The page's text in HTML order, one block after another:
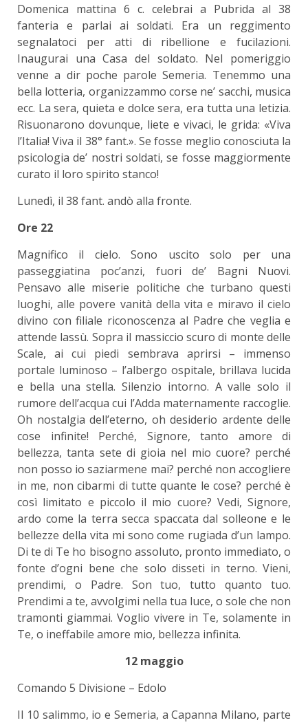
Domenica mattina 6 c. celebrai a Pubrida al 38
fanteria e parlai ai soldati. Era un reggimento
segnalatoci per atti di ribellione e fucilazioni.
Inaugurai una Casa del soldato. Nel pomeriggio
venne a dir poche parole Semeria. Tenemmo una
bella lotteria, organizzammo corse ne’ sacchi, musica
ecc. La sera, quieta e dolce sera, era tutta una letizia.
Risuonarono dovunque, liete e vivaci, le grida: «Viva
l’Italia! Viva il 38° fant.». Se fosse meglio conosciuta la
psicologia de’ nostri soldati, se fosse maggiormente
curato il loro spirito stanco!
Lunedì, il 38 fant. andò alla fronte.
Ore 22
Magnifico il cielo. Sono uscito solo per una
passeggiatina poc’anzi, fuori de’ Bagni Nuovi.
Pensavo alle miserie politiche che turbano questi
luoghi, alle povere vanità della vita e miravo il cielo
divino con filiale riconoscenza al Padre che veglia e
attende lassù. Sopra il massiccio scuro di monte delle
Scale, ai cui piedi sembrava aprirsi – immenso
portale luminoso – l’albergo ospitale, brillava lucida
e bella una stella. Silenzio intorno. A valle solo il
rumore dell’acqua cui l’Adda maternamente raccoglie.
Oh nostalgia dell’eterno, oh desiderio ardente delle
cose infinite! Perché, Signore, tanto amore di
bellezza, tanta sete di gioia nel mio cuore? perché
non posso io saziarmene mai? perché non accogliere
in me, non cibarmi di tutte quante le cose? perché è
così limitato e piccolo il mio cuore? Vedi, Signore,
ardo come la terra secca spaccata dal solleone e le
bellezze della vita mi sono come rugiada d’un lampo.
Di te di Te ho bisogno assoluto, pronto immediato, o
fonte d’ogni bene che solo disseti in terno. Vieni,
prendimi, o Padre. Son tuo, tutto quanto tuo.
Prendimi a te, avvolgimi nella tua luce, o sole che non
tramonti giammai. Voglio vivere in Te, solamente in
Te, o ineffabile amore mio, bellezza infinita.
12 maggio
Comando 5 Divisione – Edolo
Il 10 salimmo, io e Semeria, a Capanna Milano, parte